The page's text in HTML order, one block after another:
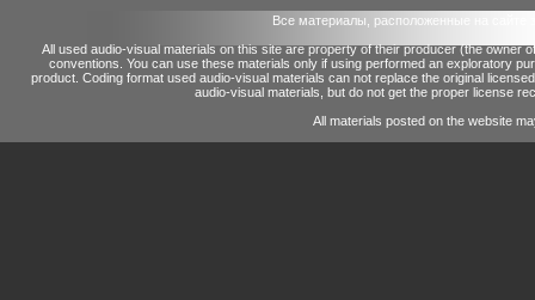
Все материалы, расположенные на сайте
All used audio-visual materials on this site are property of their producer (the owner
conventions. You can use these materials only if using performed an exploratory
product. Coding format used audio-visual materials can not replace the original
audio-visual materials, but do not get the proper license
All materials posted on the website